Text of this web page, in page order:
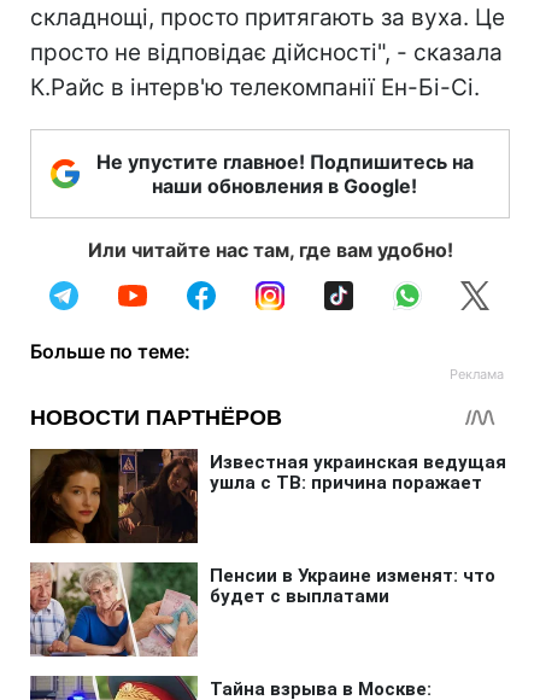
складнощі, просто притягають за вуха. Це
просто не відповідає дійсності", - сказала
К.Райс в інтерв'ю телекомпанії Ен-Бі-Сі.
Не упустите главное! Подпишитесь на
наши обновления в Google!
Или читайте нас там, где вам удобно!
Больше по теме: